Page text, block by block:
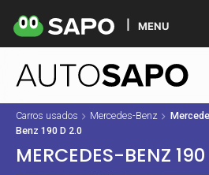
MENU
Carros usados Mercedes-Benz
Benz 190 D 2.0
MERCEDES-BENZ